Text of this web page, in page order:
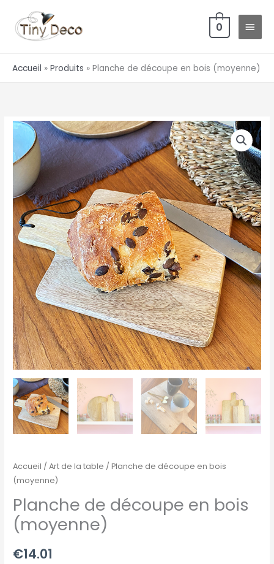
contenu
MENU
0
Accueil Produits Planche de découpe en bois (moyenne)
Accueil /Art de la table / Planche de découpe en bois
(moyenne)
Planche de découpe en bois
(moyenne)
€14.01
quantité
Planche
découpe
en
bois
(moyenne)